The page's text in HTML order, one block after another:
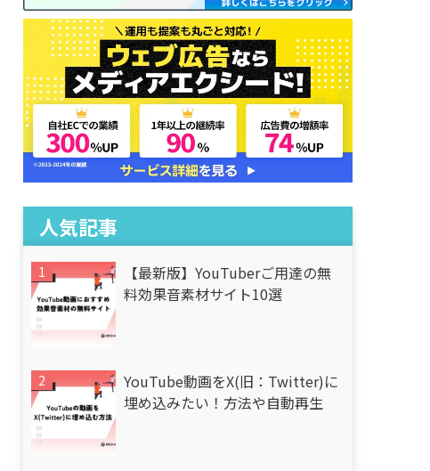
人気記事
【最新版】YouTuberご用達の無
料効果音素材サイト10選
YouTube動画をX(旧：Twitter)に
埋め込みたい！方法や自動再生